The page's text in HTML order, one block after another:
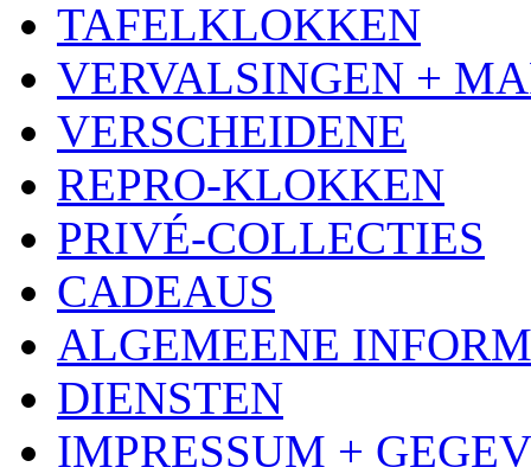
TAFELKLOKKEN
VERVALSINGEN +
VERSCHEIDENE
REPRO-KLOKKEN
PRIVÉ-COLLECTIES
CADEAUS
ALGEMEENE
DIENSTEN
IMPRESSUM +